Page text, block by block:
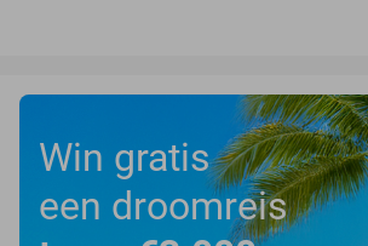
Win gratis
een droomreis